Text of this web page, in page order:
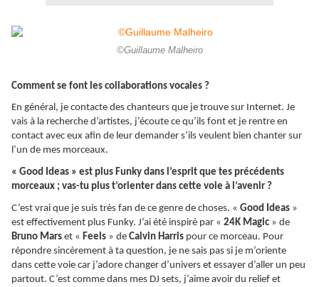
©Guillaume Malheiro
Comment se font les collaborations vocales ?
En général, je contacte des chanteurs que je trouve sur Internet. Je
vais à la recherche d’artistes, j’écoute ce qu’ils font et je rentre en
contact avec eux afin de leur demander s’ils veulent bien chanter sur
l’un de mes morceaux.
« Good Ideas » est plus Funky dans l’esprit que tes précédents
morceaux ; vas-tu plus t’orienter dans cette voie à l’avenir ?
C’est vrai que je suis très fan de ce genre de choses. « Good Ideas »
est effectivement plus Funky. J’ai été inspiré par « 24K Magic » de
Bruno Mars et « Feels » de Calvin Harris pour ce morceau. Pour
répondre sincèrement à ta question, je ne sais pas si je m’oriente
dans cette voie car j’adore changer d’univers et essayer d’aller un peu
partout. C’est comme dans mes DJ sets, j’aime avoir du relief et